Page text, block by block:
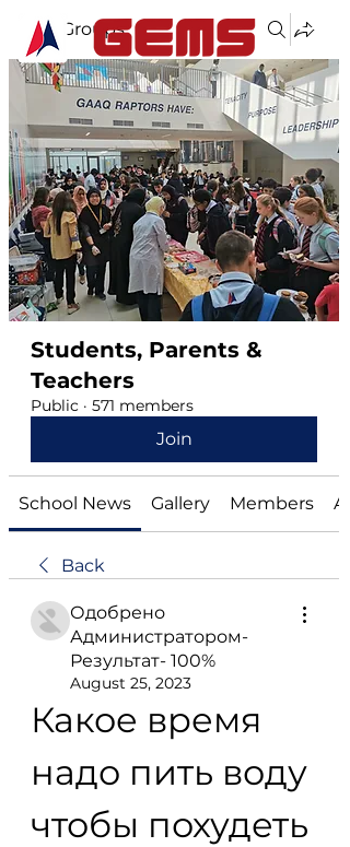
Groups
Students, Parents &
Teachers
Public · 571 members
Join
School News Gallery Members
Back
Одобрено
Администратором-
Результат- 100%
August 25, 2023
Какое время
надо пить воду
чтобы похудеть